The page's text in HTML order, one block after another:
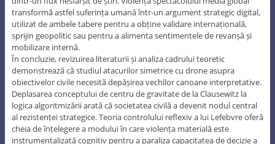
transformă astfel suferința umană într-un argument strategic digital,
utilizat de ambele tabere pentru a obține validare internațională,
sprijin geopolitic sau pentru a alimenta sentimentele de revanșă și
mobilizare internă.
În concluzie, revizuirea literaturii și analiza cadrului teoretic
demonstrează că studiul atacurilor simetrice cu drone asupra
obiectivelor civile necesită depășirea vechilor canoane interpretative.
Deplasarea conceptului de centru de gravitate de la Clausewitz la
logica algoritmizării arată că societatea civilă a devenit nodul central
al rezistenței strategice. Teoria controlului reflexiv a lui Lefebvre oferă
cheia de înțelegere a modului în care violența materială este
instrumentalizată cognitiv pentru a paraliza capacitatea de decizie a